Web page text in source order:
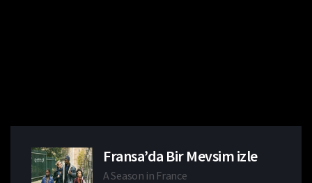
Fransa’da Bir Mevsim izle
A Season in France